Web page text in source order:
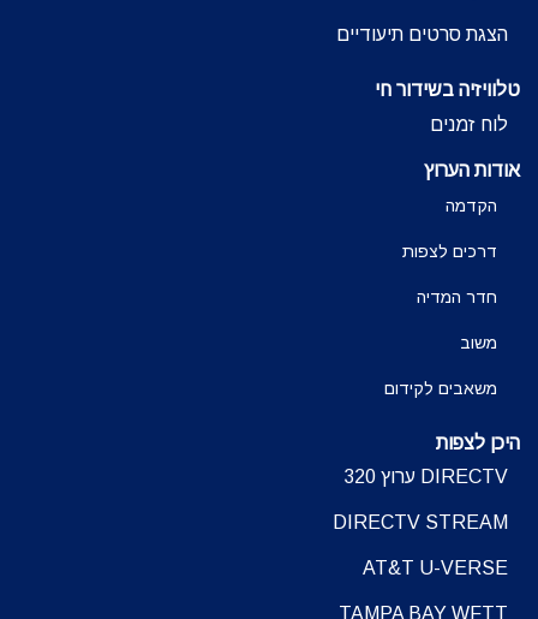
הצגת סרטים תיעודיים
טלוויזיה בשידור חי
לוח זמנים
אודות הערוץ
הקדמה
דרכים לצפות
חדר המדיה
משוב
משאבים לקידום
היכן לצפות
DIRECTV ערוץ 320
DIRECTV STREAM
AT&T U-VERSE
TAMPA BAY WFTT